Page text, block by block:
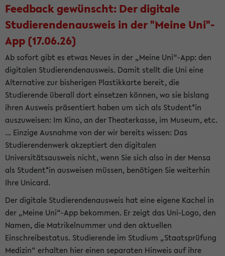
Feedback gewünscht: Der digitale
Studierendenausweis in der "Meine Uni"-
App (17.06.26)
Ab sofort gibt es etwas Neues in der „Meine Uni“-App: den
digitalen Studierendenausweis. Damit stellt die Uni eine
Alternative zur bisherigen Plastikkarte bereit, die
Studierende überall dort einsetzen können, wo sie bislang
ihren Ausweis präsentiert haben um sich als Student*in
auszuweisen: Im Kino, an der Theaterkasse, im Museum, etc.
... Einzige Ausnahme von der wir bereits wissen: Das
Studierendenwerk akzeptiert den digitalen
Universitätsausweis nicht, wenn Sie sich also in der Mensa
als Student*in ausweisen müssen, benötigen Sie weiterhin
Ihre Unicard.
Der digitale Studierendenausweis hat eine eigene Kachel in
der „Meine Uni“-App bekommen. Er zeigt das Uni-Logo, den
Namen, die Matrikelnummer und den aktuellen
Einschreibestatus. Studierende im Studium „Staatsprüfung
Medizin“ erhalten hier einen separaten Hinweis auf ihre